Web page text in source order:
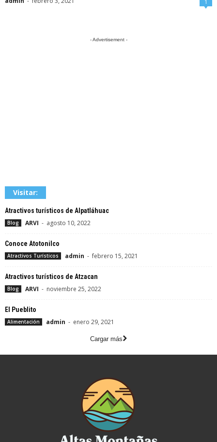
1
- Advertisement -
Visitar:
Atractivos turísticos de Alpatláhuac
Blog ARVI - agosto 10, 2022
Conoce Atotonilco
Atractivos Turísticos admin - febrero 15, 2021
Atractivos turísticos de Atzacan
Blog ARVI - noviembre 25, 2022
El Pueblito
Alimentación admin - enero 29, 2021
Cargar más